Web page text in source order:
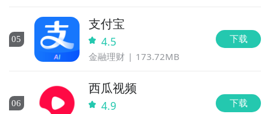
05
支付宝
4.5
金融理财 173.72MB
下载
06
西瓜视频
4.9 下载